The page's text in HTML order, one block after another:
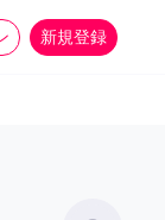
新規登録
more_horiz